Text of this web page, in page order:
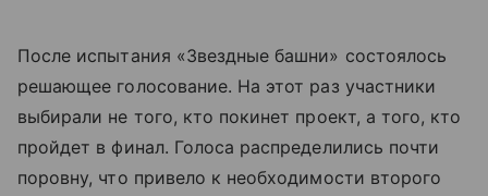
После испытания «Звездные башни» состоялось
решающее голосование. На этот раз участники
выбирали не того, кто покинет проект, а того, кто
пройдет в финал. Голоса распределились почти
поровну, что привело к необходимости второго